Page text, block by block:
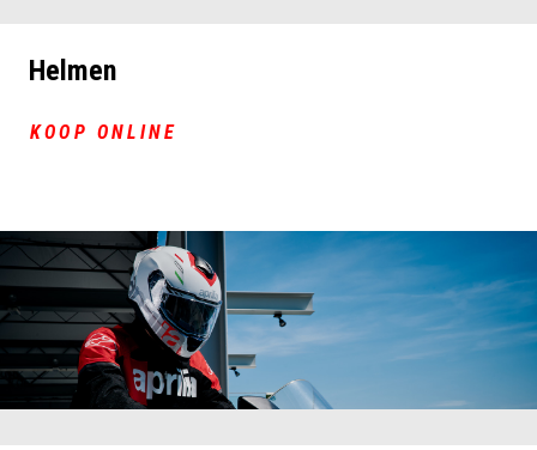
Helmen
KOOP ONLINE